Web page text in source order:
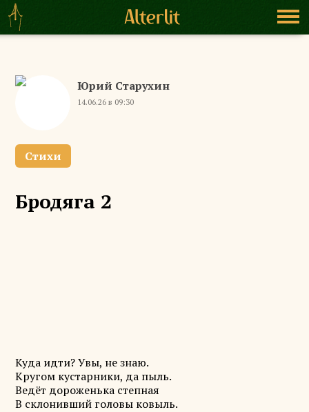
Юрий Старухин
14.06.26 в 09:30
Стихи
Бродяга 2
Куда идти? Увы, не знаю.
Кругом кустарники, да пыль.
Ведёт дороженька степная
В склонивший головы ковыль.